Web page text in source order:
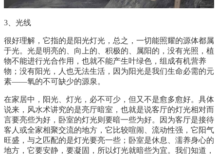
3、光线
很好理解，它指的是阳光灯光，总之，一切能照耀的源体都属
于光。光是明亮的、向上的、积极的、属阳的，没有光照，植
物不能进行光合作用，也就不能产生叶绿色，组成有机营养
物；没有阳光，人也无法生活，因为阳光是我们生命必需的元
素——氧的不可缺少的源泉。
在家居中，阳光、灯光，必不可少，但又不是愈多愈好。具体
说来，风水术讲究的是亮厅暗室，也就是说客厅的灯光相对而
言要亮些为好，卧室的灯光则要暗一些为好。因为客厅是接待
客人或全家相聚交流的地方，它比较喧闹、流动性强，它阳气
旺盛，与之匹配的是灯光要亮一些；卧室是休息、濡养身心的
地方，它要安静，要凝固，所以灯光就暗些为宜。我们知道，